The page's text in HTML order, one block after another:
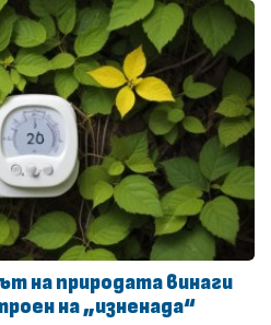
на природата винаги
на „изненада“